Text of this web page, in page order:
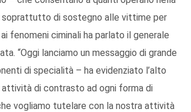
soprattutto di sostegno alle vittime per
fenomeni ciminali ha parlato il generale
“Oggi lanciamo un messaggio di grande
di specialità – ha evidenziato l’alto
attività di contrasto ad ogni forma di
vogliamo tutelare con la nostra attività